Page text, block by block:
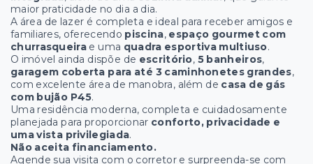
maior praticidade no dia a dia.
A área de lazer é completa e ideal para receber amigos e
familiares, oferecendo piscina, espaço gourmet com
churrasqueirae uma quadra esportiva multiuso.
O imóvel ainda dispõe de escritório, 5 banheiros,
garagem coberta para até 3 caminhonetes grandes,
com excelente área de manobra, além de casa de gás
com bujão P45.
Uma residência moderna, completa e cuidadosamente
planejada para proporcionar conforto, privacidade e
uma vista privilegiada.
Não aceita financiamento.
Agende sua visita com o corretor e surpreenda-se com